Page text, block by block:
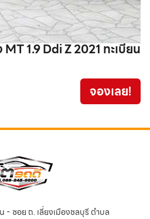
1.9 Ddi Z 2021 ทะเบียน
จองเลย!
- ซอย ถ. เลี่ยงเมืองชลบุรี ตำบล